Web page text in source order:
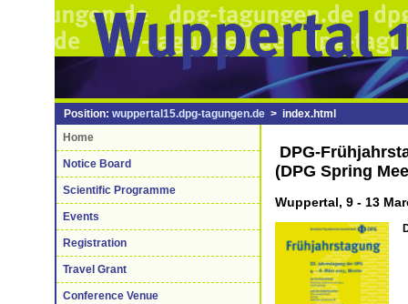
Position: wuppertal15.dpg-tagungen.de > index.html
Home
Notice Board
Scientific Programme
Events
Registration
Travel Grant
Conference Venue
DPG-
(DPG Spring
Wuppertal, 9 - 13